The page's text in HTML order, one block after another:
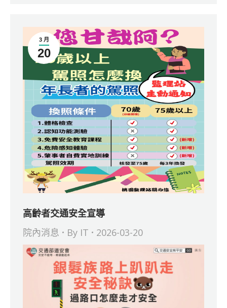
3 月
20
高齡者交通安全宣導
院內消息
By IT 2026-03-20